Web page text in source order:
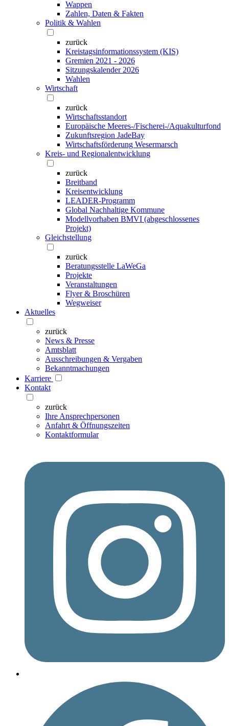
Wappen
Zahlen, Daten & Fakten
Politik & Wahlen
zurück
Kreistagsinformationssystem (KIS)
Gremien 2021 - 2026
Sitzungskalender 2026
Wahlen
Wirtschaft
zurück
Wirtschaftsstandort
Europäische Meeres-/Fischerei-/Aquakulturfond
Zukunftsregion JadeBay
Wirtschaftsförderung Wesermarsch
Kreis- und Regionalentwicklung
zurück
Breitband
Kreisentwicklung
LEADER-Programm
Global Nachhaltige Kommune
Modellvorhaben BMVI (abgeschlossenes
Projekt)
Gleichstellung
zurück
Beratungsstelle LaWeGa
Projekte
Veranstaltungen
Flyer & Broschüren
Wegweiser
Aktuelles
zurück
News & Presse
Amtsblatt
Ausschreibungen & Vergaben
Bekanntmachungen
Karriere
Kontakt
zurück
Ihre Ansprechpersonen
Anfahrt & Öffnungszeiten
Kontaktformular